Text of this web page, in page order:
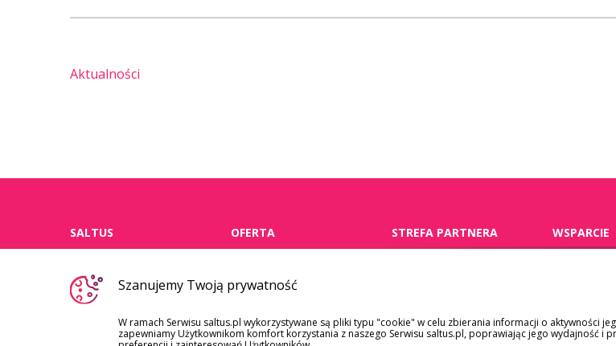
Aktualności
SALTUS
o nas
aktualności
OFERTA
indywidualnych
dla firm i instytucji
zdrowie
STREFA PARTNERA
pracodawcy
WSPARCIE
szkody/
Szanujemy Twoją prywatność
W ramach Serwisu saltus.pl wykorzystywane są pliki typu "cookie" w celu zbierania informacji o aktywności
zapewniamy Użytkownikom komfort korzystania z naszego Serwisu saltus.pl, poprawiając jego wydajność